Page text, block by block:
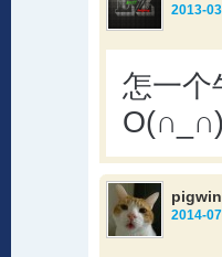
2013-
怎一个
2014-